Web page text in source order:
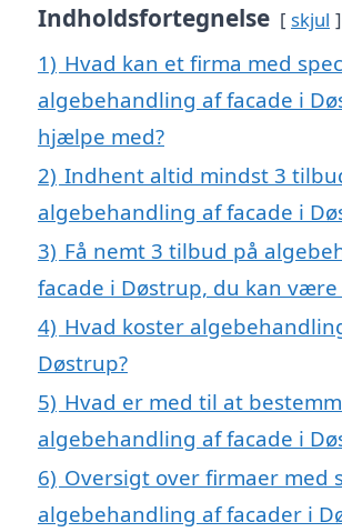
Indholdsfortegnelse skjul
1) Hvad kan et firma med
algebehandling af facade i
hjælpe med?
2) Indhent altid mindst 3
algebehandling af facade i
3) Få nemt 3 tilbud på
facade i Døstrup, du kan
4) Hvad koster
Døstrup?
5) Hvad er med til at
algebehandling af facade i
6) Oversigt over firmaer med
algebehandling af facader i